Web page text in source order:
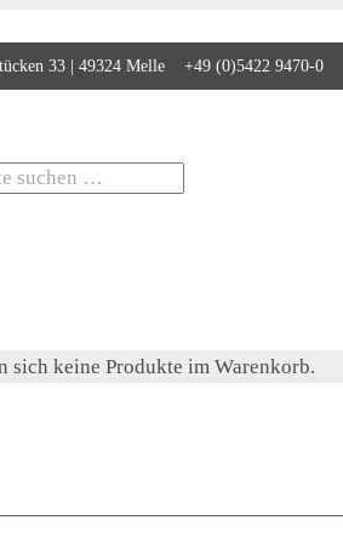
33 | 49324 Melle +49 (0)5422 9470-0
sich keine Produkte im Warenkorb.